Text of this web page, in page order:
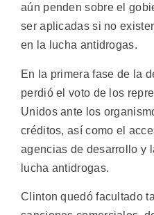
aún penden sobre el
ser aplicadas si no
en la lucha antidrogas.
En la primera fase de la
perdió el voto de los
Unidos ante los
créditos, así como el
agencias de desarrollo y
lucha antidrogas.
Clinton quedó facultado